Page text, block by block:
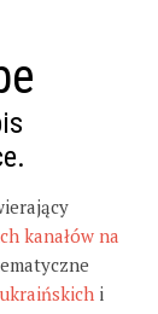
kanałów na
ukraińskich i